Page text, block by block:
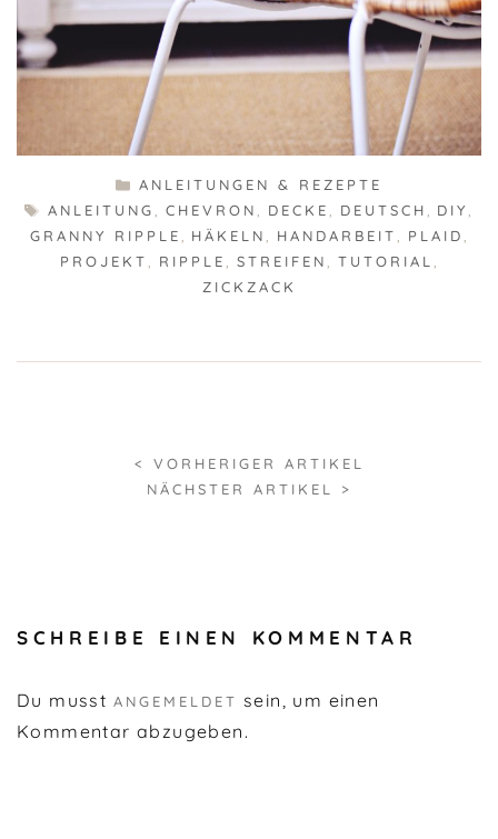
KATEGORIEN
ANLEITUNGEN & REZEPTE
SCHLAGWÖRTER
ANLEITUNG, CHEVRON, DECKE, DEUTSCH, DIY,
GRANNY RIPPLE, HÄKELN, HANDARBEIT, PLAID,
PROJEKT, RIPPLE, STREIFEN, TUTORIAL,
ZICKZACK
< VORHERIGER ARTIKEL
NÄCHSTER ARTIKEL >
SCHREIBE EINEN KOMMENTAR
Du musst ANGEMELDET sein, um einen
Kommentar abzugeben.